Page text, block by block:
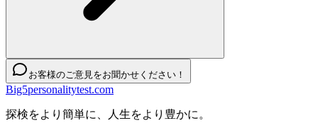
お客様のご意見をお聞かせください！
Big5personalitytest.com
探検をより簡単に、人生をより豊かに。